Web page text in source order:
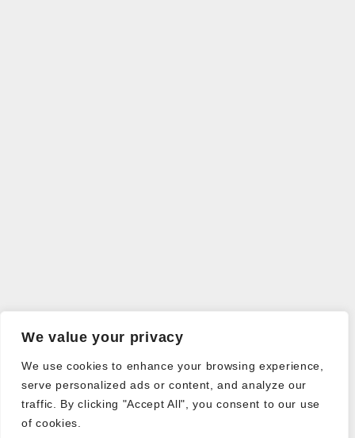
We value your privacy
We use cookies to enhance your browsing experience,
serve personalized ads or content, and analyze our
traffic. By clicking "Accept All", you consent to our use
of cookies.